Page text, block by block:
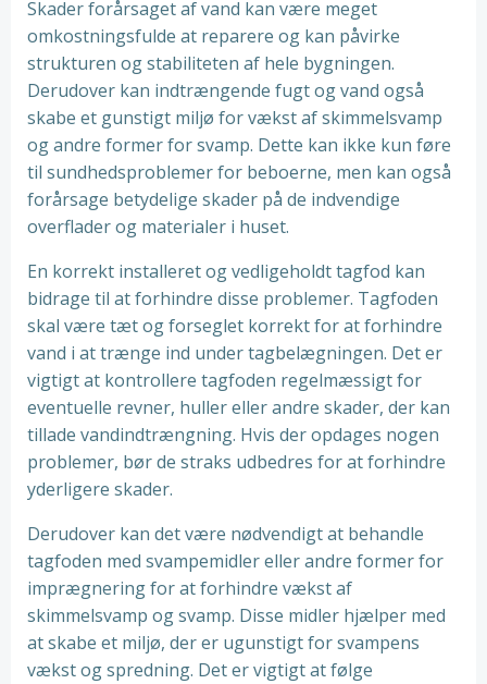
Skader forårsaget af vand kan være meget
omkostningsfulde at reparere og kan påvirke
strukturen og stabiliteten af ​​hele bygningen.
Derudover kan indtrængende fugt og vand også
skabe et gunstigt miljø for vækst af skimmelsvamp
og andre former for svamp. Dette kan ikke kun føre
til sundhedsproblemer for beboerne, men kan også
forårsage betydelige skader på de indvendige
overflader og materialer i huset.
En korrekt installeret og vedligeholdt tagfod kan
bidrage til at forhindre disse problemer. Tagfoden
skal være tæt og forseglet korrekt for at forhindre
vand i at trænge ind under tagbelægningen. Det er
vigtigt at kontrollere tagfoden regelmæssigt for
eventuelle revner, huller eller andre skader, der kan
tillade vandindtrængning. Hvis der opdages nogen
problemer, bør de straks udbedres for at forhindre
yderligere skader.
Derudover kan det være nødvendigt at behandle
tagfoden med svampemidler eller andre former for
imprægnering for at forhindre vækst af
skimmelsvamp og svamp. Disse midler hjælper med
at skabe et miljø, der er ugunstigt for svampens
vækst og spredning. Det er vigtigt at følge